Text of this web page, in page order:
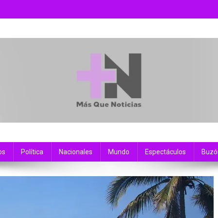
Política Nacionales Mundo Espectáculos